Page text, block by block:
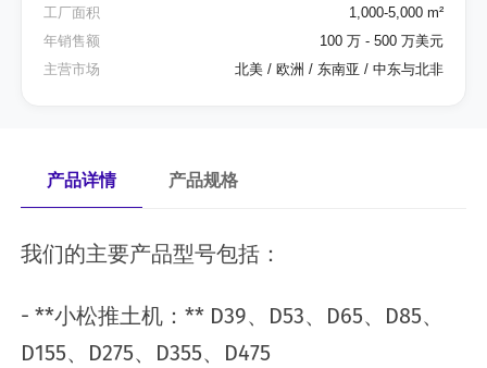
工厂面积
1,000-5,000 m²
年销售额
100 万 - 500 万美元
主营市场
北美 / 欧洲 / 东南亚 / 中东与北非
产品详情 产品规格
我们的主要产品型号包括：
- **小松推土机：** D39、D53、D65、D85、
D155、D275、D355、D475